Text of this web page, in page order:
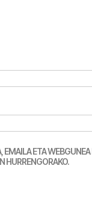
EMAILA ETA
HURRENGORAKO.